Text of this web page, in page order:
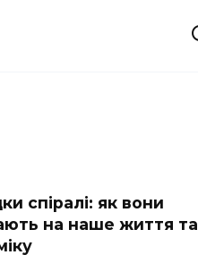
спіралі: як вони
на наше життя та